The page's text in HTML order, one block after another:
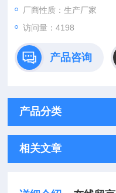
厂商性质：生产厂家
访问量：4198
产品咨询
产品分类
相关文章